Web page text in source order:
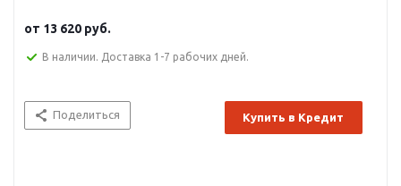
от 13 620 руб.
В наличии. Доставка 1-7 рабочих дней.
Поделиться Купить в Кредит